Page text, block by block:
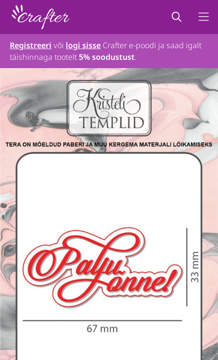
Registreeri või logi sisse Crafter e-poodi ja saad igalt
täishinnaga tootelt5% soodustust.